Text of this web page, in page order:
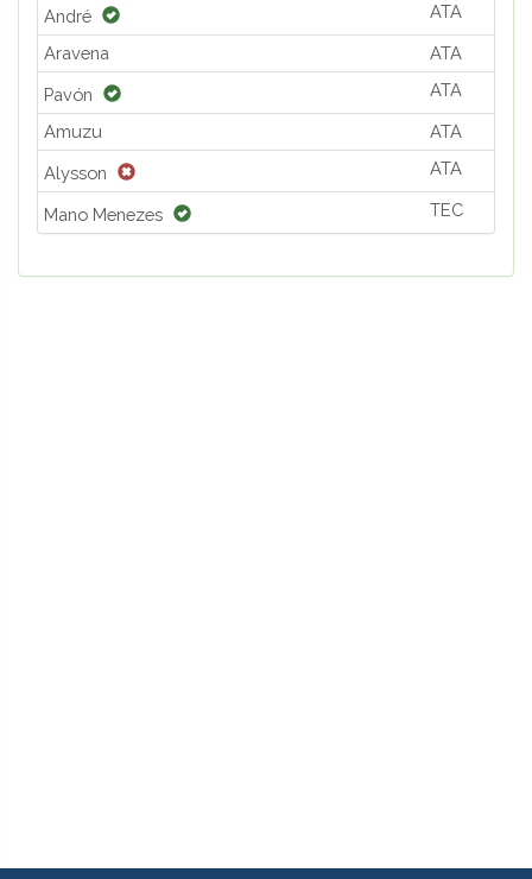
André ATA
Aravena ATA
Pavón ATA
Amuzu ATA
Alysson ATA
Mano Menezes TEC